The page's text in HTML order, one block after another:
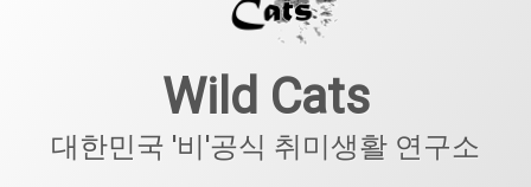
반려동물
Wild Cats
대한민국 '비'공식 취미생활 연구소